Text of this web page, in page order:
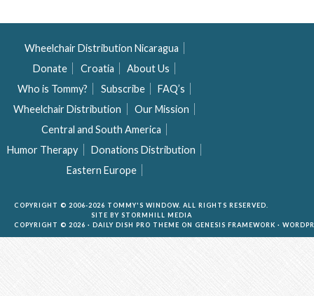
Wheelchair Distribution Nicaragua
Donate
Croatia
About Us
Who is Tommy?
Subscribe
FAQ’s
Wheelchair Distribution
Our Mission
Central and South America
Humor Therapy
Donations Distribution
Eastern Europe
COPYRIGHT © 2006-2026 TOMMY'S WINDOW. ALL RIGHTS RESERVED.
SITE BY STORMHILL MEDIA
COPYRIGHT © 2026 · DAILY DISH PRO THEME ON GENESIS FRAMEWORK ·